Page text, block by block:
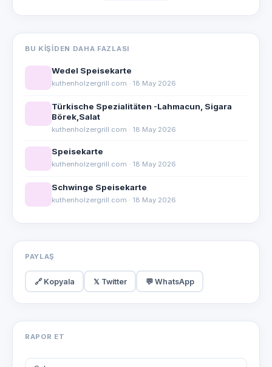
BU KIŞIDEN DAHA FAZLASI
Wedel Speisekarte
kuthenholzergrill.com · 18 May 2026
Türkische Spezialitäten -Lahmacun, Sigara
Börek,Salat
kuthenholzergrill.com · 18 May 2026
Speisekarte
kuthenholzergrill.com · 18 May 2026
Schwinge Speisekarte
kuthenholzergrill.com · 18 May 2026
PAYLAŞ
🔗 Kopyala 𝕏 Twitter 💬 WhatsApp
RAPOR ET